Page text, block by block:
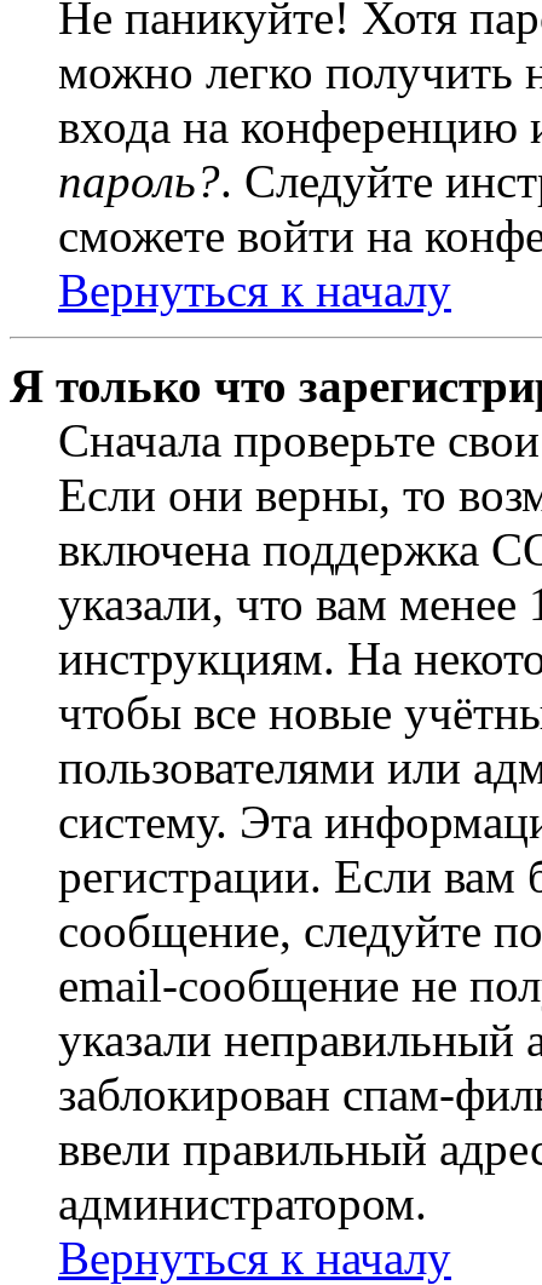
Не паникуйте! Хотя
можно легко получить
входа на
пароль?. Следуйте
сможете войти на
Вернуться к началу
Я только что
Сначала проверьте
Если они верны, то
включена поддержка
указали, что вам
инструкциям. На
чтобы все новые
пользователями или
систему. Эта
регистрации. Если
сообщение, следуйте
email-сообщение не
указали неправильный
заблокирован спам-
ввели правильный
администратором.
Вернуться к началу